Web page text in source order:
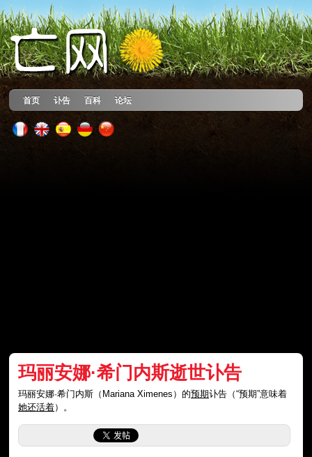
首页 讣告 百科 论坛
玛丽安娜·希门内斯逝世讣告
玛丽安娜·希门内斯（Mariana Ximenes）的预期讣告（“预期”意味着
她还活着）。